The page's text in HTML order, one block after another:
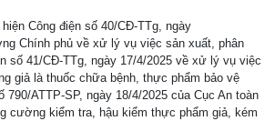
Công điện số 40/CĐ-TTg, ngày
Chính phủ về xử lý vụ việc sản xuất, phân
số 41/CĐ-TTg, ngày 17/4/2025 về xử lý vụ việc
giả là thuốc chữa bệnh, thực phẩm bảo vệ
790/ATTP-SP, ngày 18/4/2025 của Cục An toàn
cường kiểm tra, hậu kiểm thực phẩm giả, kém